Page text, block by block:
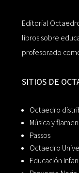
Editorial
libros sobre
profesorado
SITIOS DE
Octaedro
Música y
Passos
Octaedro
Educación